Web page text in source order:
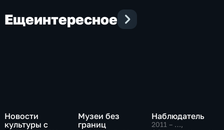
Ещеинтересное
Новости
культуры с
Музеи без
границ
Наблюдатель
2011 – …,